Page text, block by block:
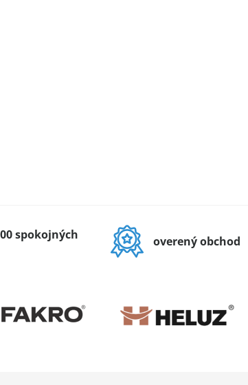
spokojných
overený obchod